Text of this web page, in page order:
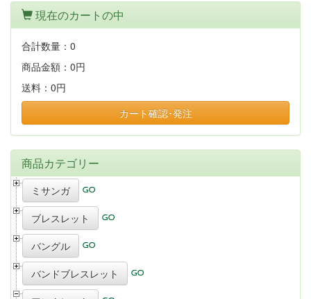
現在のカートの中
合計数量： 0
商品金額： 0円
送料： 0円
カート確認･発注
商品カテゴリー
ミサンガ
ブレスレット
バングル
バンドブレスレット